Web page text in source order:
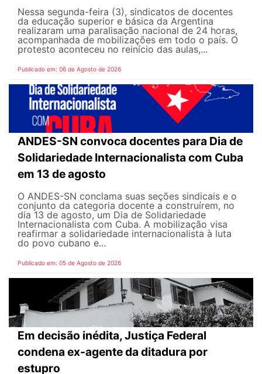
Nessa segunda-feira (3), sindicatos de docentes
da educação superior e básica da Argentina
realizaram uma paralisação nacional de 24 horas,
acompanhada de mobilizações em todo o país. O
protesto aconteceu no reinício das aulas,...
Publicado em: 06 de Agosto de 2026
ANDES-SN convoca docentes para Dia de
Solidariedade Internacionalista com Cuba
em 13 de agosto
O ANDES-SN conclama suas seções sindicais e o
conjunto da categoria docente a construírem, no
dia 13 de agosto, um Dia de Solidariedade
Internacionalista com Cuba. A mobilização visa
reafirmar a solidariedade internacionalista à luta
do povo cubano e...
Publicado em: 05 de Agosto de 2026
Em decisão inédita, Justiça Federal
condena ex-agente da ditadura por
estupro